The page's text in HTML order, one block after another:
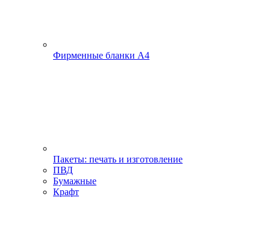
Фирменные бланки А4
Пакеты: печать и изготовление
ПВД
Бумажные
Крафт